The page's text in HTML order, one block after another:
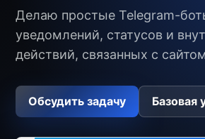
Делаю простые Telegram-
уведомлений, статусов и
действий, связанных с
Обсудить задачу Базовая